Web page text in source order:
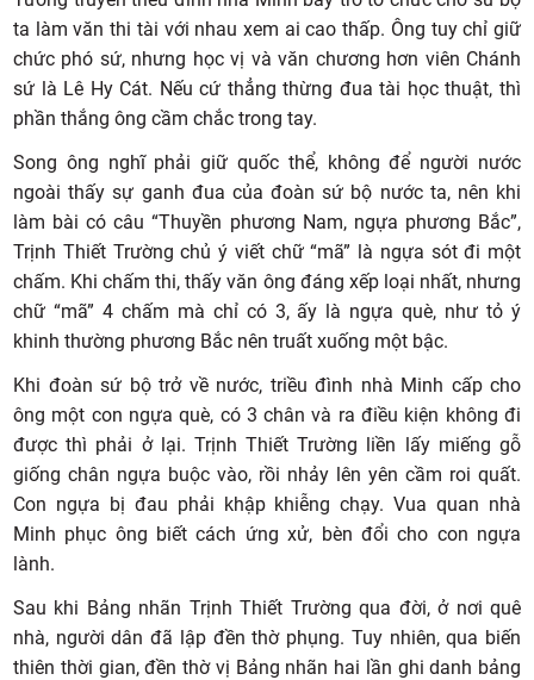
ta làm văn thi tài với nhau xem ai cao thấp. Ông tuy chỉ giữ
chức phó sứ, nhưng học vị và văn chương hơn viên Chánh
sứ là Lê Hy Cát. Nếu cứ thẳng thừng đua tài học thuật, thì
phần thắng ông cầm chắc trong tay.
Song ông nghĩ phải giữ quốc thể, không để người nước
ngoài thấy sự ganh đua của đoàn sứ bộ nước ta, nên khi
làm bài có câu “Thuyền phương Nam, ngựa phương Bắc”,
Trịnh Thiết Trường chủ ý viết chữ “mã” là ngựa sót đi một
chấm. Khi chấm thi, thấy văn ông đáng xếp loại nhất, nhưng
chữ “mã” 4 chấm mà chỉ có 3, ấy là ngựa què, như tỏ ý
khinh thường phương Bắc nên truất xuống một bậc.
Khi đoàn sứ bộ trở về nước, triều đình nhà Minh cấp cho
ông một con ngựa què, có 3 chân và ra điều kiện không đi
được thì phải ở lại. Trịnh Thiết Trường liền lấy miếng gỗ
giống chân ngựa buộc vào, rồi nhảy lên yên cầm roi quất.
Con ngựa bị đau phải khập khiễng chạy. Vua quan nhà
Minh phục ông biết cách ứng xử, bèn đổi cho con ngựa
lành.
Sau khi Bảng nhãn Trịnh Thiết Trường qua đời, ở nơi quê
nhà, người dân đã lập đền thờ phụng. Tuy nhiên, qua biến
thiên thời gian, đền thờ vị Bảng nhãn hai lần ghi danh bảng